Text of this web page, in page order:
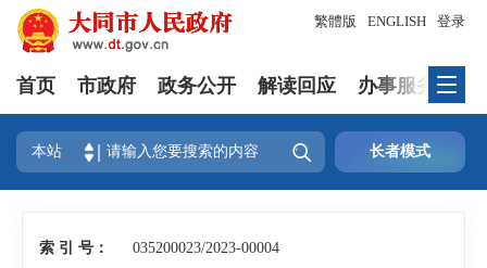
登录
繁體版 ENGLISH
首页 市政府 政务公开 解读回应 办事服务
本站  长者模式
索 引 号：
035200023/2023-00004